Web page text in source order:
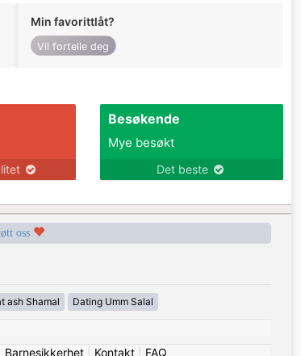
Min favorittlåt?
Vil fortelle deg
Besøkende
Mye besøkt
Det beste
oss
ash Shamal Dating Umm Salal
Barnesikkerhet| Kontakt| FAQ